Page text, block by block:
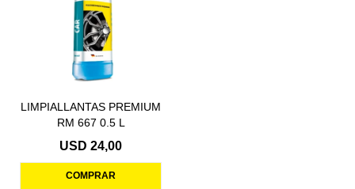
LIMPIALLANTAS PREMIUM
RM 667 0.5 L
USD 24,00